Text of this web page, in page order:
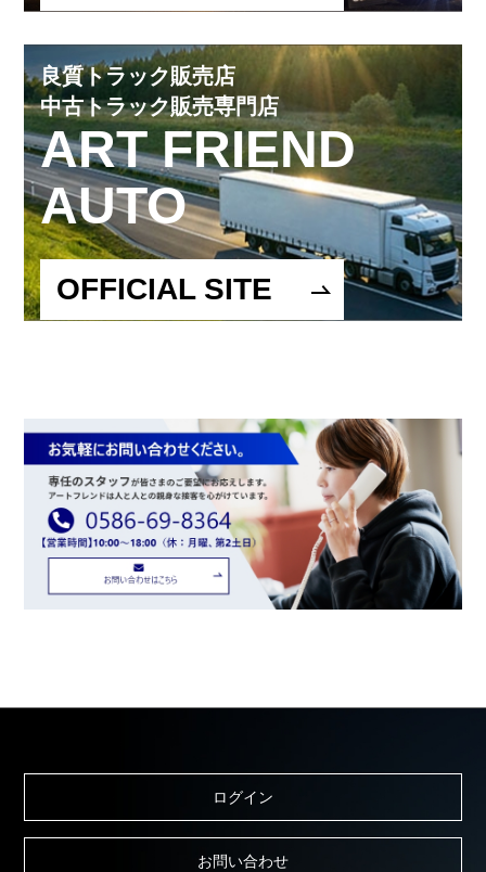
良質トラック販売店
中古トラック販売専門店
ART FRIEND
AUTO
OFFICIAL SITE
ログイン
お問い合わせ